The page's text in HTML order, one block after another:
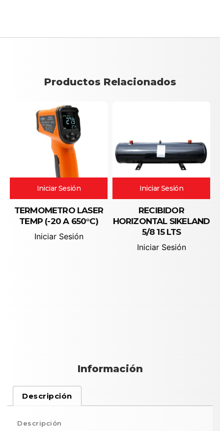
Productos Relacionados
Iniciar Sesión
TERMOMETRO LASER
TEMP (-20 A 650°C)
Iniciar Sesión
Iniciar Sesión
RECIBIDOR
HORIZONTAL SIKELAND
5/8 15 LTS
Iniciar Sesión
Información
Descripción
Descripción